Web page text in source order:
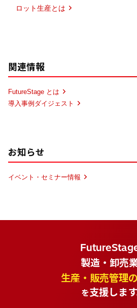
ロット生産とは
関連情報
FutureStage とは
導入事例ダイジェスト
お知らせ
イベント・セミナー情報
製造・卸売
生産・販売管理
を支援します